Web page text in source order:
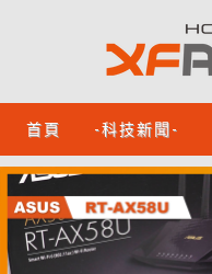
首頁 -科技新聞-